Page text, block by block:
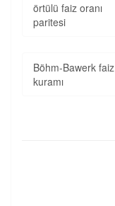
örtülü faiz oranı
paritesi
Böhm-Bawerk faiz
kuramı